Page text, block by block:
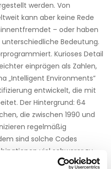
werden. Von
kann aber keine Rede
– oder haben
Bedeutung.
Kurioses Detail
einprägen als Zahlen,
„Intelligent Environments”
entwickelt, die mit
Der Hintergrund: 64
die zwischen 1990 und
regelmäßig
sind solche Codes
viel schwerer zu
nutzen wir künftig Emojis